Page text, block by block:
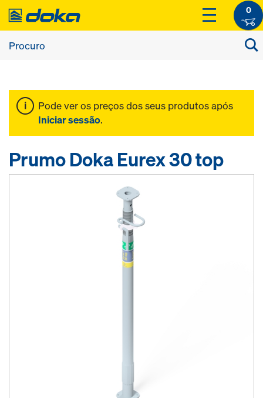
0
Pode ver os preços dos seus produtos após
Iniciar sessão.
Prumo Doka Eurex 30 top